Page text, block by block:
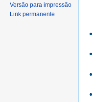
Versão para impressão
Link permanente